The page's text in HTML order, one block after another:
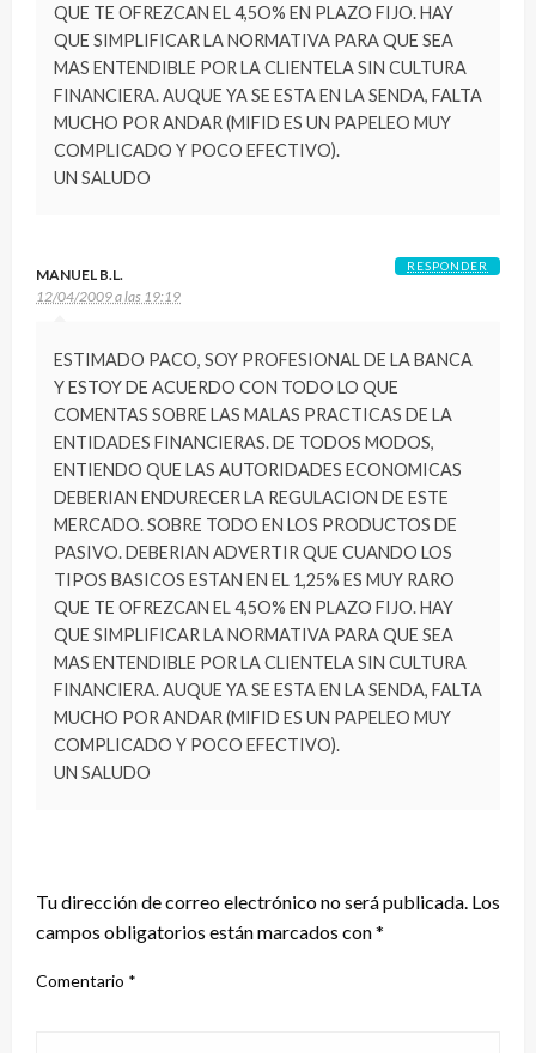
QUE TE OFREZCAN EL 4,5O% EN PLAZO FIJO. HAY
QUE SIMPLIFICAR LA NORMATIVA PARA QUE SEA
MAS ENTENDIBLE POR LA CLIENTELA SIN CULTURA
FINANCIERA. AUQUE YA SE ESTA EN LA SENDA, FALTA
MUCHO POR ANDAR (MIFID ES UN PAPELEO MUY
COMPLICADO Y POCO EFECTIVO).
UN SALUDO
MANUEL B.L.
12/04/2009 a las 19:19
ESTIMADO PACO, SOY PROFESIONAL DE LA BANCA
Y ESTOY DE ACUERDO CON TODO LO QUE
COMENTAS SOBRE LAS MALAS PRACTICAS DE LA
ENTIDADES FINANCIERAS. DE TODOS MODOS,
ENTIENDO QUE LAS AUTORIDADES ECONOMICAS
DEBERIAN ENDURECER LA REGULACION DE ESTE
MERCADO. SOBRE TODO EN LOS PRODUCTOS DE
PASIVO. DEBERIAN ADVERTIR QUE CUANDO LOS
TIPOS BASICOS ESTAN EN EL 1,25% ES MUY RARO
QUE TE OFREZCAN EL 4,5O% EN PLAZO FIJO. HAY
QUE SIMPLIFICAR LA NORMATIVA PARA QUE SEA
MAS ENTENDIBLE POR LA CLIENTELA SIN CULTURA
FINANCIERA. AUQUE YA SE ESTA EN LA SENDA, FALTA
MUCHO POR ANDAR (MIFID ES UN PAPELEO MUY
COMPLICADO Y POCO EFECTIVO).
UN SALUDO
RESPONDER
Tu dirección de correo electrónico no será publicada. Los
campos obligatorios están marcados con*
Comentario *